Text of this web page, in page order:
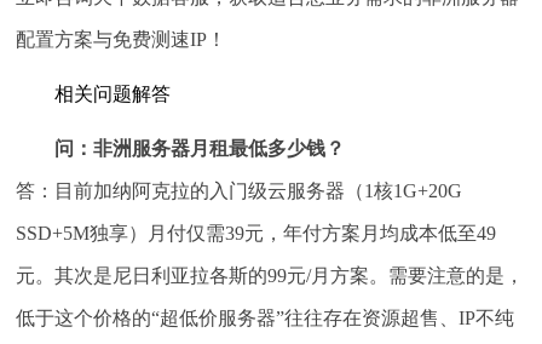
配置方案与免费测速IP！
相关问题解答
问：非洲服务器月租最低多少钱？
答：目前加纳阿克拉的入门级云服务器（1核1G+20G
SSD+5M独享）月付仅需39元，年付方案月均成本低至49
元。其次是尼日利亚拉各斯的99元/月方案。需要注意的是，
低于这个价格的“超低价服务器”往往存在资源超售、IP不纯